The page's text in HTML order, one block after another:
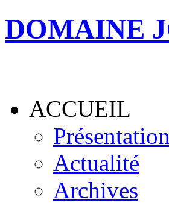
DOMAINE
ACCUEIL
Présentation
Actualité
Archives